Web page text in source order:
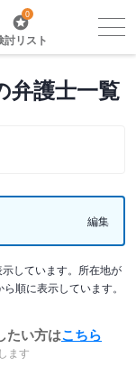
0
討リスト
弁護士一覧
編集
しています。所在地が
順に表示しています。
たい方はこちら
ます